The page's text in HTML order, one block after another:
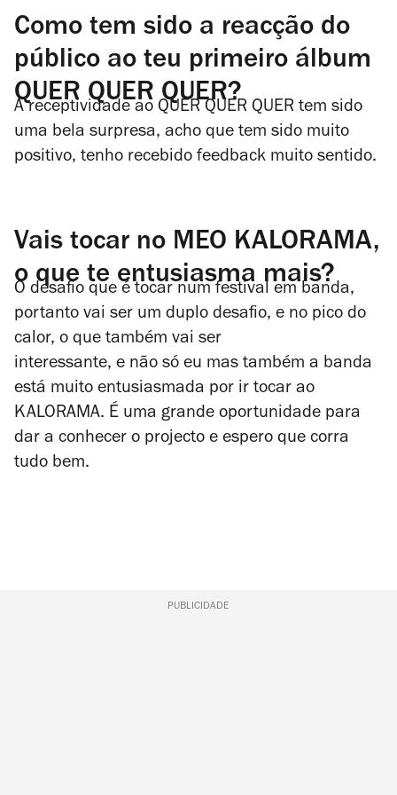
Como tem sido a reacção do
público ao teu primeiro álbum
QUER QUER QUER?
A receptividade ao QUER QUER QUER tem sido
uma bela surpresa, acho que tem sido muito
positivo, tenho recebido feedback muito sentido.
Vais tocar no MEO KALORAMA,
o que te entusiasma mais?
O desafio que é tocar num festival em banda,
portanto vai ser um duplo desafio, e no pico do
calor, o que também vai ser
interessante, e não só eu mas também a banda
está muito entusiasmada por ir tocar ao
KALORAMA. É uma grande oportunidade para
dar a conhecer o projecto e espero que corra
tudo bem.
PUBLICIDADE